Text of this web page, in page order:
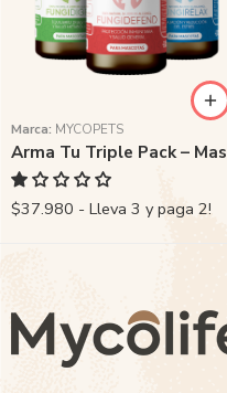
Marca: MYCOPETS
$37.980 - Lleva 3 y paga 2!